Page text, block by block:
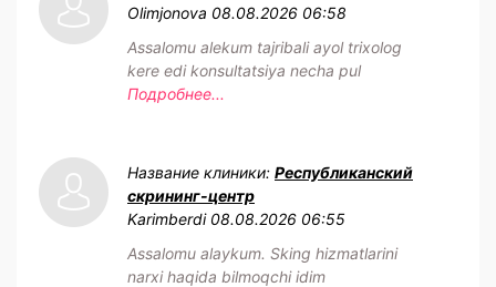
Olimjonova 08.08.2026 06:58
Assalomu alekum tajribali ayol trixolog
kere edi konsultatsiya necha pul
Подробнее...
Название клиники: Республиканский
скрининг-центр
Karimberdi 08.08.2026 06:55
Assalomu alaykum. Sking hizmatlarini
narxi haqida bilmoqchi idim